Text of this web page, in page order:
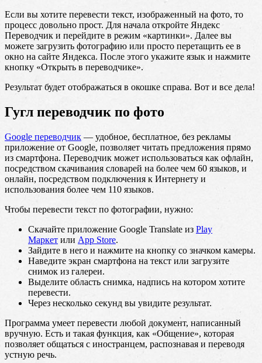
Если вы хотите перевести текст, изображенный на фото, то
процесс довольно прост. Для начала откройте Яндекс
Переводчик и перейдите в режим «картинки». Далее вы
можете загрузить фотографию или просто перетащить ее в
окно на сайте Яндекса. После этого укажите язык и нажмите
кнопку «Открыть в переводчике».
Результат будет отображаться в окошке справа. Вот и все дела!
Гугл переводчик по фото
Google переводчик— удобное, бесплатное, без рекламы
приложение от Google, позволяет читать предложения прямо
из смартфона. Переводчик может использоваться как офлайн,
посредством скачивания словарей на более чем 60 языков, и
онлайн, посредством подключения к Интернету и
использования более чем 110 языков.
Чтобы перевести текст по фотографии, нужно:
Скачайте приложение Google Translate из Play
Маркет или App Store.
Зайдите в него и нажмите на кнопку со значком камеры.
Наведите экран смартфона на текст или загрузите
снимок из галереи.
Выделите область снимка, надпись на котором хотите
перевести.
Через несколько секунд вы увидите результат.
Программа умеет перевести любой документ, написанный
вручную. Есть и такая функция, как «Общение», которая
позволяет общаться с иностранцем, распознавая и переводя
устную речь.